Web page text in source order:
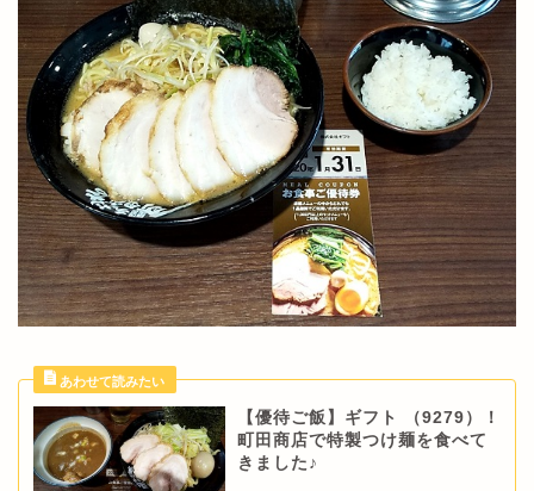
【優待ご飯】ギフト （9279）！
町田商店で特製つけ麺を食べて
きました♪